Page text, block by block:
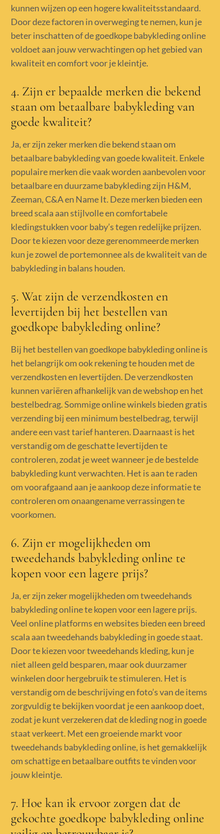
kunnen wijzen op een hogere kwaliteitsstandaard.
Door deze factoren in overweging te nemen, kun je
beter inschatten of de goedkope babykleding online
voldoet aan jouw verwachtingen op het gebied van
kwaliteit en comfort voor je kleintje.
4. Zijn er bepaalde merken die bekend
staan om betaalbare babykleding van
goede kwaliteit?
Ja, er zijn zeker merken die bekend staan om
betaalbare babykleding van goede kwaliteit. Enkele
populaire merken die vaak worden aanbevolen voor
betaalbare en duurzame babykleding zijn H&M,
Zeeman, C&A en Name It. Deze merken bieden een
breed scala aan stijlvolle en comfortabele
kledingstukken voor baby’s tegen redelijke prijzen.
Door te kiezen voor deze gerenommeerde merken
kun je zowel de portemonnee als de kwaliteit van de
babykleding in balans houden.
5. Wat zijn de verzendkosten en
levertijden bij het bestellen van
goedkope babykleding online?
Bij het bestellen van goedkope babykleding online is
het belangrijk om ook rekening te houden met de
verzendkosten en levertijden. De verzendkosten
kunnen variëren afhankelijk van de webshop en het
bestelbedrag. Sommige online winkels bieden gratis
verzending bij een minimum bestelbedrag, terwijl
andere een vast tarief hanteren. Daarnaast is het
verstandig om de geschatte levertijden te
controleren, zodat je weet wanneer je de bestelde
babykleding kunt verwachten. Het is aan te raden
om voorafgaand aan je aankoop deze informatie te
controleren om onaangename verrassingen te
voorkomen.
6. Zijn er mogelijkheden om
tweedehands babykleding online te
kopen voor een lagere prijs?
Ja, er zijn zeker mogelijkheden om tweedehands
babykleding online te kopen voor een lagere prijs.
Veel online platforms en websites bieden een breed
scala aan tweedehands babykleding in goede staat.
Door te kiezen voor tweedehands kleding, kun je
niet alleen geld besparen, maar ook duurzamer
winkelen door hergebruik te stimuleren. Het is
verstandig om de beschrijving en foto’s van de items
zorgvuldig te bekijken voordat je een aankoop doet,
zodat je kunt verzekeren dat de kleding nog in goede
staat verkeert. Met een groeiende markt voor
tweedehands babykleding online, is het gemakkelijk
om schattige en betaalbare outfits te vinden voor
jouw kleintje.
7. Hoe kan ik ervoor zorgen dat de
gekochte goedkope babykleding online